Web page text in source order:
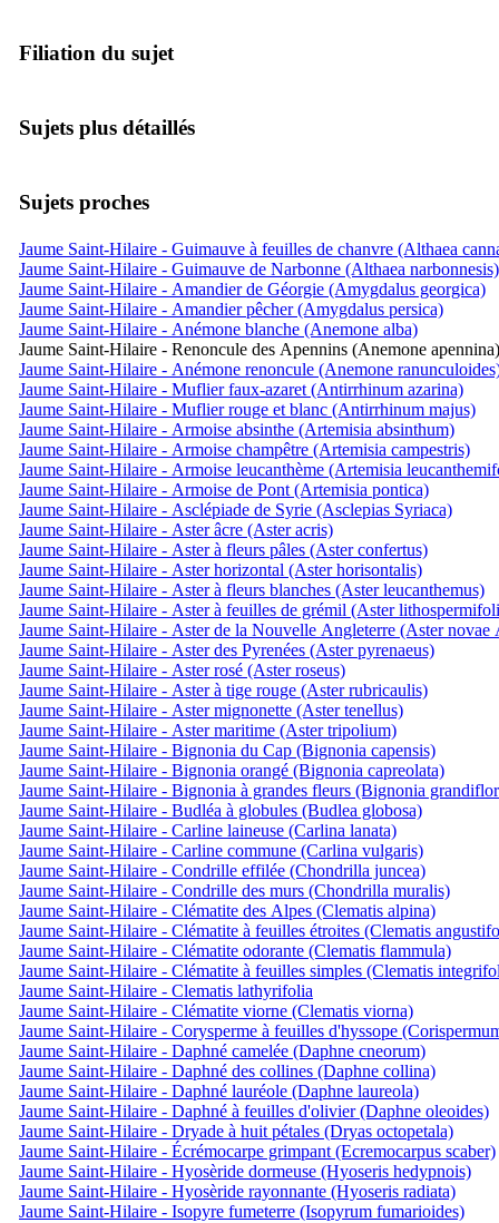
Filiation du sujet
Sujets plus détaillés
Sujets proches
Jaume Saint-Hilaire - Guimauve à feuilles de chanvre (Althaea
Jaume Saint-Hilaire - Guimauve de Narbonne (Althaea narbonnesis)
Jaume Saint-Hilaire - Amandier de Géorgie (Amygdalus georgica)
Jaume Saint-Hilaire - Amandier pêcher (Amygdalus persica)
Jaume Saint-Hilaire - Anémone blanche (Anemone alba)
Jaume Saint-Hilaire - Renoncule des Apennins (Anemone apennina)
Jaume Saint-Hilaire - Anémone renoncule (Anemone
Jaume Saint-Hilaire - Muflier faux-azaret (Antirrhinum azarina)
Jaume Saint-Hilaire - Muflier rouge et blanc (Antirrhinum majus)
Jaume Saint-Hilaire - Armoise absinthe (Artemisia absinthum)
Jaume Saint-Hilaire - Armoise champêtre (Artemisia campestris)
Jaume Saint-Hilaire - Armoise leucanthème (Artemisia
Jaume Saint-Hilaire - Armoise de Pont (Artemisia pontica)
Jaume Saint-Hilaire - Asclépiade de Syrie (Asclepias Syriaca)
Jaume Saint-Hilaire - Aster âcre (Aster acris)
Jaume Saint-Hilaire - Aster à fleurs pâles (Aster confertus)
Jaume Saint-Hilaire - Aster horizontal (Aster horisontalis)
Jaume Saint-Hilaire - Aster à fleurs blanches (Aster leucanthemus)
Jaume Saint-Hilaire - Aster à feuilles de grémil (Aster
Jaume Saint-Hilaire - Aster de la Nouvelle Angleterre (Aster novae
Jaume Saint-Hilaire - Aster des Pyrenées (Aster pyrenaeus)
Jaume Saint-Hilaire - Aster rosé (Aster roseus)
Jaume Saint-Hilaire - Aster à tige rouge (Aster rubricaulis)
Jaume Saint-Hilaire - Aster mignonette (Aster tenellus)
Jaume Saint-Hilaire - Aster maritime (Aster tripolium)
Jaume Saint-Hilaire - Bignonia du Cap (Bignonia capensis)
Jaume Saint-Hilaire - Bignonia orangé (Bignonia capreolata)
Jaume Saint-Hilaire - Bignonia à grandes fleurs (Bignonia
Jaume Saint-Hilaire - Budléa à globules (Budlea globosa)
Jaume Saint-Hilaire - Carline laineuse (Carlina lanata)
Jaume Saint-Hilaire - Carline commune (Carlina vulgaris)
Jaume Saint-Hilaire - Condrille effilée (Chondrilla juncea)
Jaume Saint-Hilaire - Condrille des murs (Chondrilla muralis)
Jaume Saint-Hilaire - Clématite des Alpes (Clematis alpina)
Jaume Saint-Hilaire - Clématite à feuilles étroites (Clematis
Jaume Saint-Hilaire - Clématite odorante (Clematis flammula)
Jaume Saint-Hilaire - Clématite à feuilles simples (Clematis
Jaume Saint-Hilaire - Clematis lathyrifolia
Jaume Saint-Hilaire - Clématite viorne (Clematis viorna)
Jaume Saint-Hilaire - Corysperme à feuilles d'hyssope
Jaume Saint-Hilaire - Daphné camelée (Daphne cneorum)
Jaume Saint-Hilaire - Daphné des collines (Daphne collina)
Jaume Saint-Hilaire - Daphné lauréole (Daphne laureola)
Jaume Saint-Hilaire - Daphné à feuilles d'olivier (Daphne oleoides)
Jaume Saint-Hilaire - Dryade à huit pétales (Dryas octopetala)
Jaume Saint-Hilaire - Écrémocarpe grimpant (Ecremocarpus scaber)
Jaume Saint-Hilaire - Hyosèride dormeuse (Hyoseris hedypnois)
Jaume Saint-Hilaire - Hyosèride rayonnante (Hyoseris radiata)
Jaume Saint-Hilaire - Isopyre fumeterre (Isopyrum fumarioides)